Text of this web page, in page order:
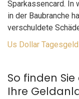
Sparkassencard. In
in der Baubranche
verschuldete
Us Dollar
So finden
Ihre